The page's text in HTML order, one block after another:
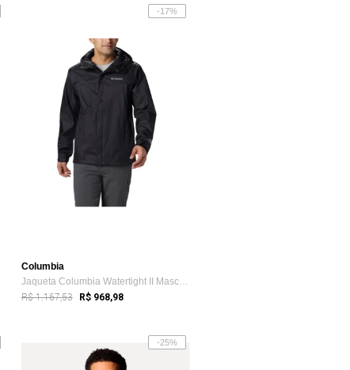
-17%
Columbia
Jaqueta Columbia Watertight II Masculina Preta
R$ 1.167,53 R$ 968,98
-25%